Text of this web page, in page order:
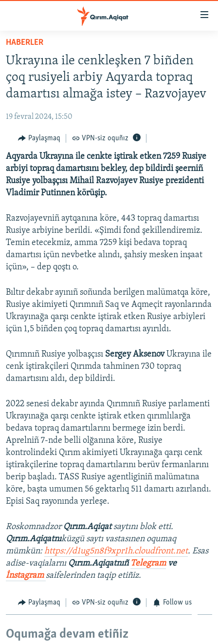
Esas
qaytmaq
Baş
navigatsiyağa
qaytmaq
Qıdıruvğa
HABERLER
SİYASET
İQTİSADİYAT
MEDENİYET
İNSAN AQLARI
VİDEO
SÜRET
BLOGLAR
Русский
Українською
RFE/RS bütün saytları
HABERLER
Ukrayına ile cenkleşken 7 biñden
çoq rusiyeli arbiy Aqyarda topraq
damartısı almağa istey – Razvojayev
19 fevral 2024, 15:50
Paylaşmaq VPN-siz oquñız
Aqyarda Ukrayına ile cenkte iştirak etken 7259 Rusiye
arbiyi topraq damartısını bekley, dep bildirdi şeerniñ
Rusiye yolbaşçısı Mihail Razvojayev Rusiye prezidenti
Vladimir Putinnen körüşip.
Razvojayevniñ aytqanına köre, 443 topraq damartısı
Rusiye arbiyine berildi. «Şimdi fond şekillendiremiz.
Temin etecekmiz, amma 7259 kişi bedava topraq
damartısı içün nevbetke alındı, şahsiy mesken inşaat
içün», – dep qoştı o.
Bıltır dekabr ayınıñ soñunda berilgen malümatqa köre,
Rusiye akimiyeti Qırımnıñ Saq ve Aqmeçit rayonlarında
Ukrayınağa qarşı cenkte iştirak etken Rusiye arbiyleri
içün 1,5 biñden çoq topraq damartısı ayırıldı.
Qırımnıñ Rusiye yolbaşçısı Sergey Aksenov Ukrayına ile
cenk iştirakçileri Qırımda tahminen 730 topraq
damartısını aldı, dep bildirdi.
2022 senesi dekabr ayında Qırımnıñ Rusiye parlamenti
Ukrayınağa qarşı cenkte iştirak etken qırımlılarğa
bedava topraq damartılarını bermege izin berdi.
Aprelniñ 7-nde belli olğanına köre, Rusiye
kontrolindeki Qırım akimiyeti Ukrayınağa qarşı cenk
iştirakçilerine topraq damartılarını berüv fermanlarını
berip başladı. TASS Rusiye agentliginiñ malümatına
köre, başta umumen 56 gektarlıq 511 damartı azırlandı.
Episi Saq rayonında yerleşe.
Roskomnadzor Qırım.Aqiqatsaytını blok etti.
Qırım.Aqiqatnıküzgü saytı vastasınen oqumaq
mümkün:https://d1ug5n8f9xpr1h.cloudfront.net. Esas
adise-vaqialarnı Qırım.AqiqatnıñTelegramve
İnstagram saifelerinden taqip etiñiz.
Paylaşmaq VPN-siz oquñız Follow us
Oqumağa devam etiñiz